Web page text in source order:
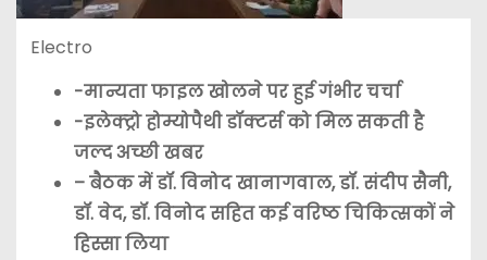
Electro
-मान्यता फाइल खोलने पर हुई गंभीर चर्चा
-इलेक्ट्रो होम्योपैथी डॉक्टर्स को मिल सकती है
जल्द अच्छी खबर
– बैठक में डॉ. विनोद खानागवाल, डॉ. संदीप सैनी,
डॉ. वेद, डॉ. विनोद सहित कई वरिष्ठ चिकित्सकों ने
हिस्सा लिया